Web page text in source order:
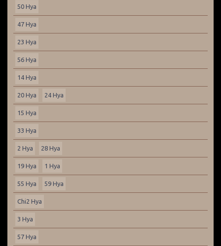
50 Hya
47 Hya
23 Hya
56 Hya
14 Hya
20 Hya 24 Hya
15 Hya
33 Hya
2 Hya 28 Hya
19 Hya 1 Hya
55 Hya 59 Hya
Chi2 Hya
3 Hya
57 Hya